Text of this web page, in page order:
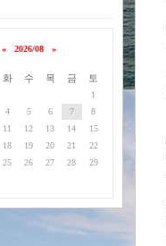
« 2026/08 »
화 수 목 금 토
1
4 5 6 7
8
11 12 13 14
15
18 19 20 21
22
25 26 27 28
29